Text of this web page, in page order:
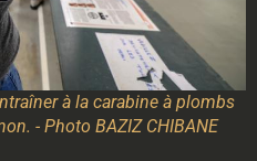
à la carabine à plombs
- Photo BAZIZ CHIBANE